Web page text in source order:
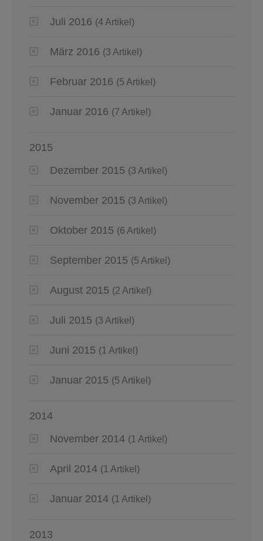
Juli 2016 (4 Artikel)
März 2016 (3 Artikel)
Februar 2016 (5 Artikel)
Januar 2016 (7 Artikel)
2015
Dezember 2015 (3 Artikel)
November 2015 (3 Artikel)
Oktober 2015 (6 Artikel)
September 2015 (5 Artikel)
August 2015 (2 Artikel)
Juli 2015 (3 Artikel)
Juni 2015 (1 Artikel)
Januar 2015 (5 Artikel)
2014
November 2014 (1 Artikel)
April 2014 (1 Artikel)
Januar 2014 (1 Artikel)
2013